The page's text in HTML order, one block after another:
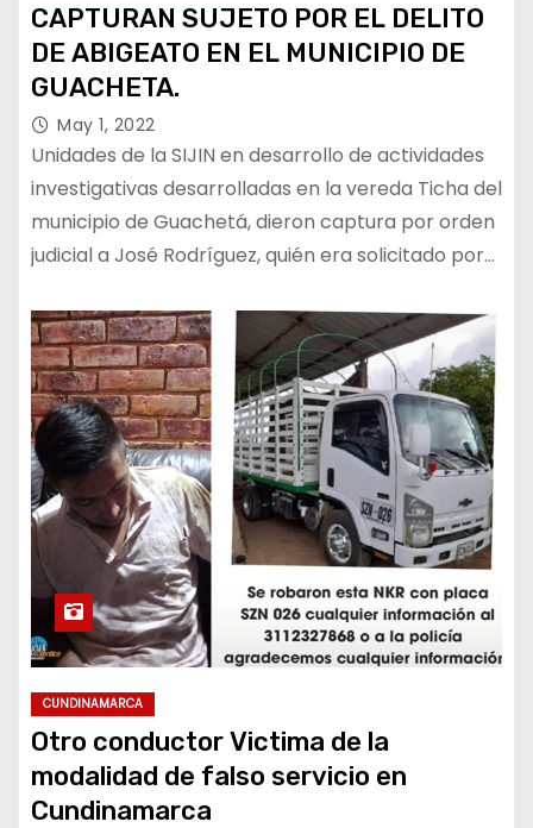
CAPTURAN SUJETO POR EL DELITO
DE ABIGEATO EN EL MUNICIPIO DE
GUACHETA.
May 1, 2022
Unidades de la SIJIN en desarrollo de actividades
investigativas desarrolladas en la vereda Ticha del
municipio de Guachetá, dieron captura por orden
judicial a José Rodríguez, quién era solicitado por…
CUNDINAMARCA
Otro conductor Victima de la
modalidad de falso servicio en
Cundinamarca